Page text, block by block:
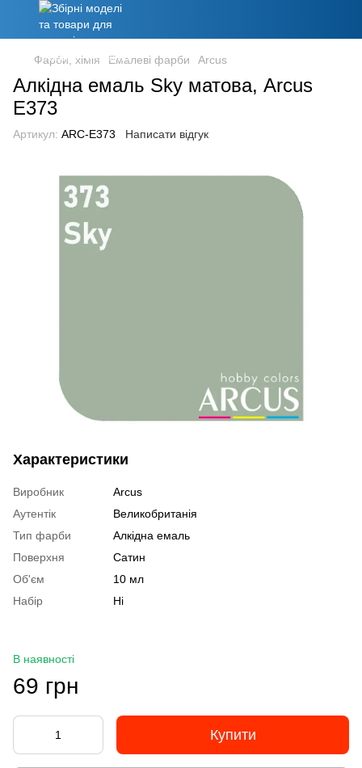
Фарби, хімія Емалеві фарби Arcus
Алкідна емаль Sky матова, Arcus
E373
Артикул: ARC-E373 Написати відгук
Характеристики
Виробник
Arcus
Аутентік
Великобританія
Тип фарби
Алкідна емаль
Поверхня
Сатин
Об'єм
10 мл
Набір
Ні
В наявності
69 грн
Купити